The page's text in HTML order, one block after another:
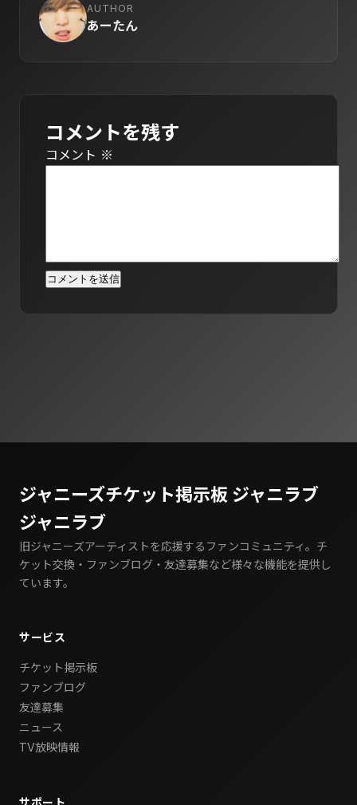
AUTHOR
あーたん
コメントを残す
コメント ※
ジャニーズチケット掲示板 ジャニラブ
ジャニラブ
旧ジャニーズアーティストを応援するファンコミュニティ。チ
ケット交換・ファンブログ・友達募集など様々な機能を提供し
ています。
サービス
チケット掲示板
ファンブログ
友達募集
ニュース
TV放映情報